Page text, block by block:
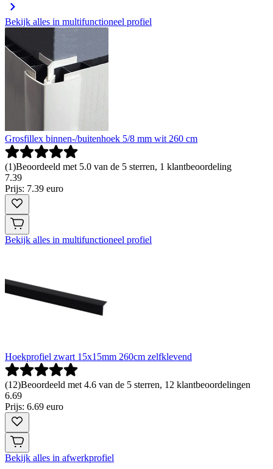
Bekijk alles in multifunctioneel profiel
Grosfillex binnen-/buitenhoek 5/8 mm wit 260 cm
(1)Beoordeeld met 5.0 van de 5 sterren, 1 klantbeoordeling
7.39
Prijs: 7.39 euro
Bekijk alles in multifunctioneel profiel
Hoekprofiel zwart 15x15mm 260cm zelfklevend
(12)Beoordeeld met 4.6 van de 5 sterren, 12 klantbeoordelingen
6.69
Prijs: 6.69 euro
Bekijk alles in afwerkprofiel